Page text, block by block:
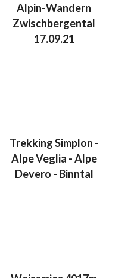
Alpin-Wandern
Zwischbergental
17.09.21
Trekking Simplon -
Alpe Veglia - Alpe
Devero - Binntal